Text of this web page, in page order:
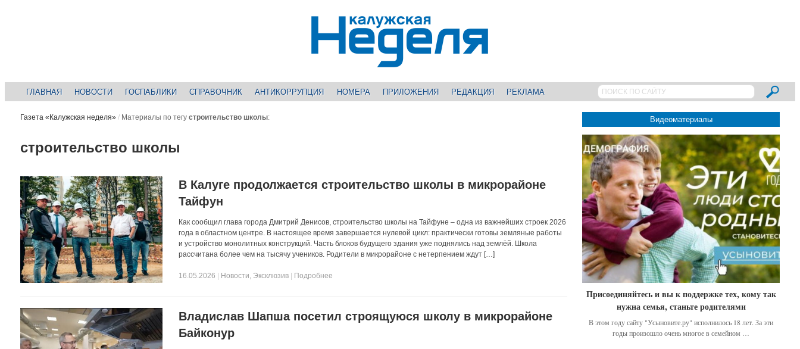
ГЛАВНАЯ НОВОСТИ ГОСПАБЛИКИ СПРАВОЧНИК АНТИКОРРУПЦИЯ НОМЕРА ПРИЛОЖЕНИЯ РЕДАКЦИЯ РЕКЛАМА
Газета «Калужская неделя» / Материалы по тегу строительство школы:
строительство школы
В Калуге продолжается строительство школы в микрорайоне
Тайфун
Как сообщил глава города Дмитрий Денисов, строительство школы на Тайфуне – одна из важнейших строек 2026
года в областном центре. В настоящее время завершается нулевой цикл: практически готовы земляные работы
и устройство монолитных конструкций. Часть блоков будущего здания уже поднялись над землёй. Школа
рассчитана более чем на тысячу учеников. Родители в микрорайоне с нетерпением ждут […]
16.05.2026 Новости, Эксклюзив Подробнее
Владислав Шапша посетил строящуюся школу в микрорайоне
Байконур
Видеоматериалы
Присоединяйтесь и вы к поддержке тех, кому так
нужна семья, станьте родителями
В этом году сайту "Усыновите.ру" исполнилось 18 лет. За эти
годы произошло очень многое в семейном …